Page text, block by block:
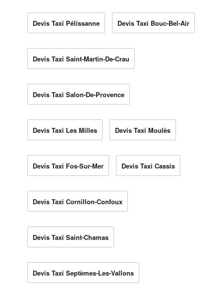
Devis Taxi Pélissanne Devis Taxi Bouc-Bel-Air
Devis Taxi Saint-Martin-De-Crau
Devis Taxi Salon-De-Provence
Devis Taxi Les Milles Devis Taxi Moulès
Devis Taxi Fos-Sur-Mer Devis Taxi Cassis
Devis Taxi Cornillon-Confoux
Devis Taxi Saint-Chamas
Devis Taxi Septèmes-Les-Vallons